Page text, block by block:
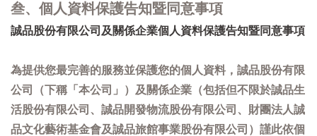
叁、個人資料保護告知暨同意事項
誠品股份有限公司及關係企業個人資料保護告知暨同意事項
為提供您最完善的服務並保護您的個人資料，誠品股份有限
公司（下稱「本公司」）及關係企業（包括但不限於誠品生
活股份有限公司、誠品開發物流股份有限公司、財團法人誠
品文化藝術基金會及誠品旅館事業股份有限公司）謹此依個